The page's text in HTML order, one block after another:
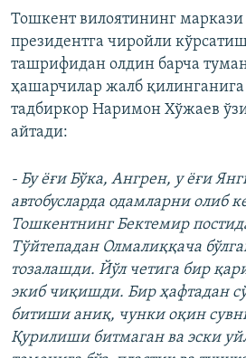
Тошкент вилоятининг
президентга чиройли
ташрифидан олдин барча
ҳашарчилар жалб
тадбиркор Наримон Хўжаев
айтади:
- Бу ёғи Бўка, Ангрен, у ёғи
автобусларда одамларни олиб
Тошкентнинг Бектемир
Тўйтепадан Олмалиққача
тозалашди. Йўл четига бир
экиб чиқишди. Бир ҳафтадан
битиши аниқ, чунки оқин
Қурилиши битмаган ва эски